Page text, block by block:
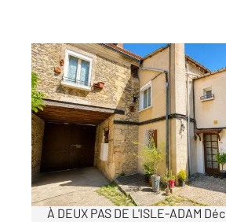
MERY SUR OISE 95
135 m2, 6 pièces
Ref : 679773
Appartement à vendre
199 000 €
MÉRY-SUR-OISE AU CŒUR DU
À DEUX PAS DE L'ISLE-ADAM